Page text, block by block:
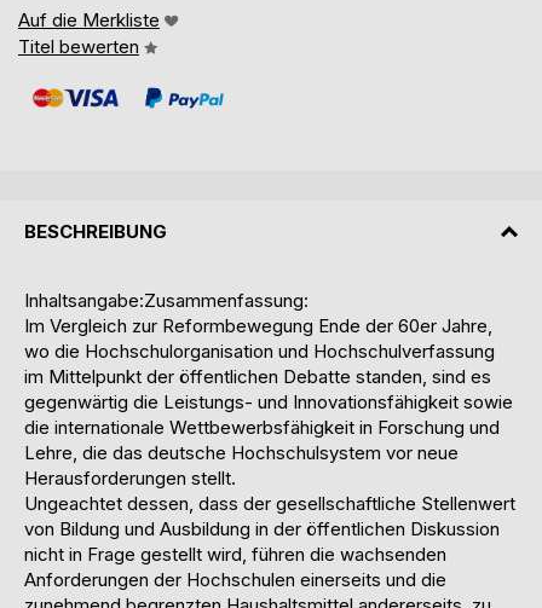
Auf die Merkliste
Titel bewerten
BESCHREIBUNG
Inhaltsangabe:Zusammenfassung:
Im Vergleich zur Reformbewegung Ende der 60er Jahre,
wo die Hochschulorganisation und Hochschulverfassung
im Mittelpunkt der öffentlichen Debatte standen, sind es
gegenwärtig die Leistungs- und Innovationsfähigkeit sowie
die internationale Wettbewerbsfähigkeit in Forschung und
Lehre, die das deutsche Hochschulsystem vor neue
Herausforderungen stellt.
Ungeachtet dessen, dass der gesellschaftliche Stellenwert
von Bildung und Ausbildung in der öffentlichen Diskussion
nicht in Frage gestellt wird, führen die wachsenden
Anforderungen der Hochschulen einerseits und die